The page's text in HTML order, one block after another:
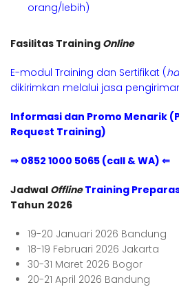
orang/lebih)
Fasilitas Training Online
E-modul Training dan Sertifikat (
dikirimkan melalui jasa
Informasi dan Promo Menarik
Request Training)
⇒ 0852 1000 5065 (call & WA) ⇐
Jadwal OfflineTraining
Tahun 2026
19-20 Januari 2026 Bandung
18-19 Februari 2026 Jakarta
30-31 Maret 2026 Bogor
20-21 April 2026 Bandung